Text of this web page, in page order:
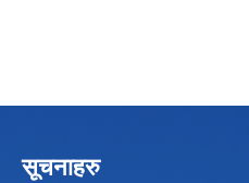
सूचनाहरु